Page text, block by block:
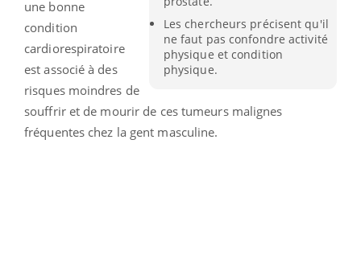
Les chercheurs précisent qu'il
ne faut pas confondre activité
physique et condition
physique.
une bonne
condition
cardiorespiratoire
est associé à des
risques moindres de
souffrir et de mourir de ces tumeurs malignes
fréquentes chez la gent masculine.